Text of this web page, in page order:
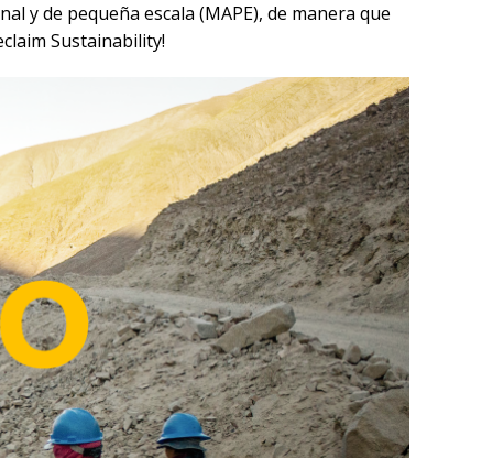
y de pequeña escala (MAPE), de manera que
Sustainability!